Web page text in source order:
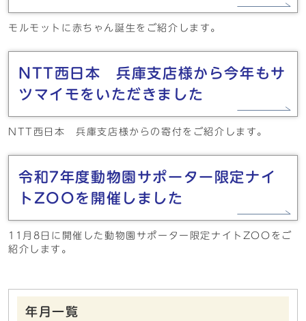
モルモットに赤ちゃん誕生をご紹介します。
NTT西日本 兵庫支店様から今年もサ
ツマイモをいただきました
NTT西日本 兵庫支店様からの寄付をご紹介します。
令和7年度動物園サポーター限定ナイ
トZOOを開催しました
11月8日に開催した動物園サポーター限定ナイトZOOをご
紹介します。
年月一覧